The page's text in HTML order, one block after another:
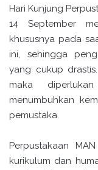
Hari Kunjung
14 September
khususnya pada
ini, sehingga
yang cukup
maka
menumbuhkan
pemustaka.
Perpustakaan
kurikulum dan